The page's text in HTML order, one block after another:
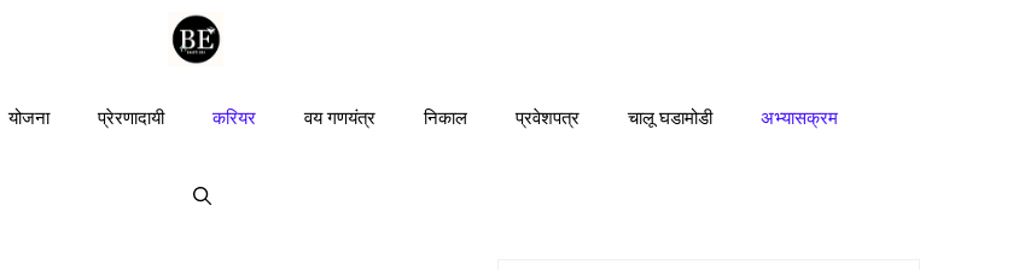
योजना प्रेरणादायी करियर वय गणयंत्र निकाल प्रवेशपत्र चालू घडामोडी अभ्यासक्रम